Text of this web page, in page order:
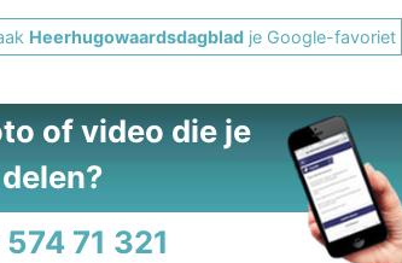
Heerhugowaardsdagblad je Google-favoriet
of video die je
71 321